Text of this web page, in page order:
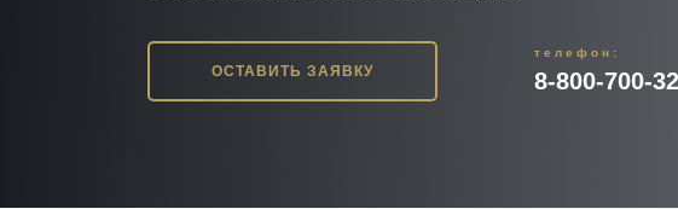
8-800-700-
телефон:
ОСТАВИТЬ ЗАЯВКУ